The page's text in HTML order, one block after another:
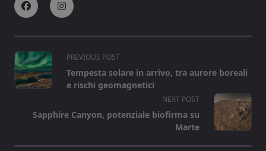
<span
class="nav-
subtitle
reader-
PREVIOUS POST
Tempesta solare in arrivo, tra aurore boreali
e rischi geomagnetici
NEXT POST
Sapphire Canyon, potenziale biofirma su
Marte